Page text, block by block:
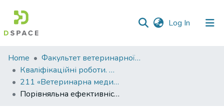
Log In (current)
Communities
&
Collections
All of DSpace
Home
Факультет ветеринарної медицини
Кваліфікаційні роботи. Факультет ветеринарної медицини
211 «Ветеринарна медицина»
Порівняльна ефективність комплексного лікування собак із запальними процесами в ділянці кон`юнктиви та рогівки ока